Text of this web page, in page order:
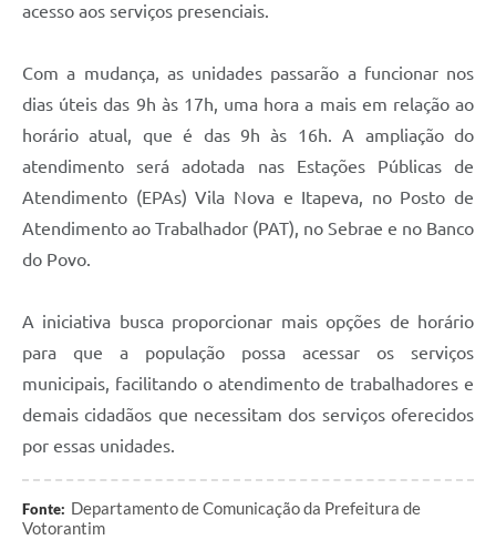
Lei de Acesso à Informação
Legislação
IPTU Selo Verde
Notícias
acesso aos serviços presenciais.
Com a mudança, as unidades passarão a funcionar nos
dias úteis das 9h às 17h, uma hora a mais em relação ao
horário atual, que é das 9h às 16h. A ampliação do
atendimento será adotada nas Estações Públicas de
Atendimento (EPAs) Vila Nova e Itapeva, no Posto de
Atendimento ao Trabalhador (PAT), no Sebrae e no Banco
do Povo.
A iniciativa busca proporcionar mais opções de horário
para que a população possa acessar os serviços
municipais, facilitando o atendimento de trabalhadores e
demais cidadãos que necessitam dos serviços oferecidos
por essas unidades.
Fonte: Departamento de Comunicação da Prefeitura de
Votorantim